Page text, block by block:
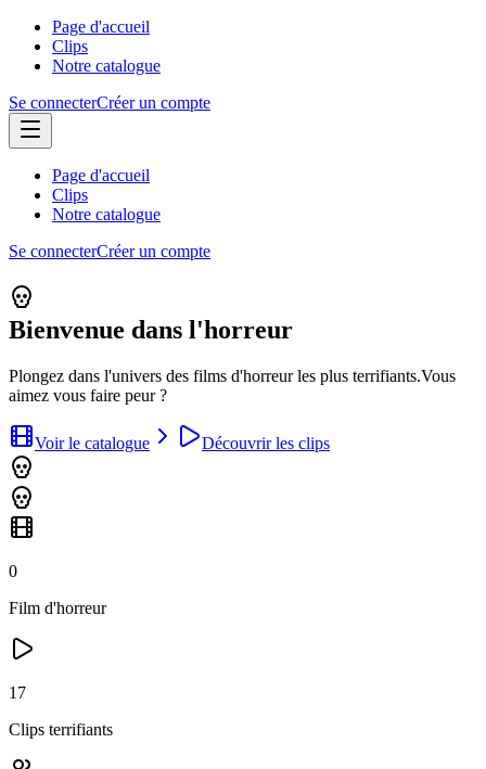
Page d'accueil
Clips
Notre catalogue
Se connecterCréer un compte
Page d'accueil
Clips
Notre catalogue
Se connecterCréer un compte
Bienvenue dans l'horreur
Plongez dans l'univers des films d'horreur les plus terrifiants.Vous
aimez vous faire peur ?
Voir le catalogue Découvrir les clips
0
Film d'horreur
17
Clips terrifiants